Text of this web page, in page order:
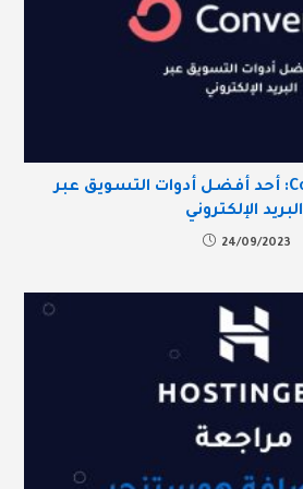
مراجعة ConvertKit: أحد أفضل أدوات التسويق عبر
البريد الإلكتروني
24/09/2023